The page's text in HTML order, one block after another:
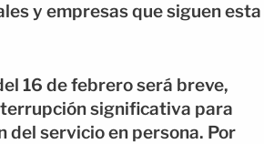
y empresas que siguen esta
16 de febrero será breve,
significativa para
del servicio en persona. Por